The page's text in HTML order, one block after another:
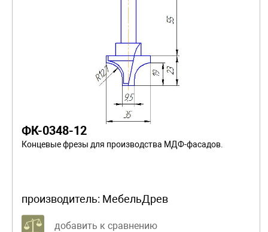
ФК-0348-12
Концевые фрезы для производства МДФ-фасадов.
производитель: МебельДрев
добавить к сравнению